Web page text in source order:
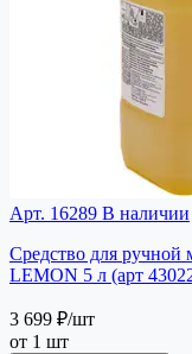
Арт. 16289 В наличии
Средство для
LEMON 5 л (арт
3 699 ₽/шт
от 1 шт